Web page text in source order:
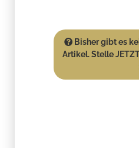
Bisher gibt es
Artikel. Stelle